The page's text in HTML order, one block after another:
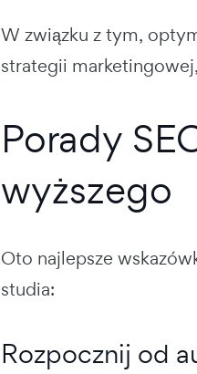
W związku z tym,
strategii
Porady
wyższego
Oto najlepsze
studia:
Rozpocznij od